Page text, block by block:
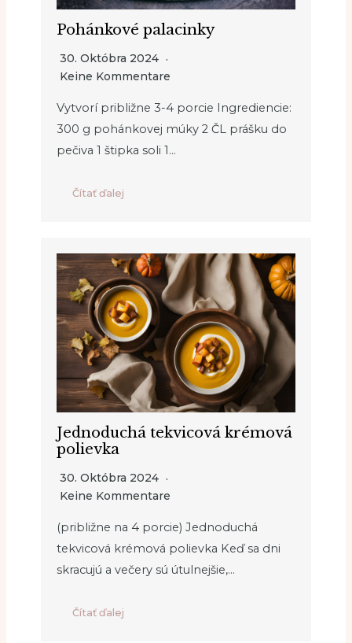
Pohánkové palacinky
30. Októbra 2024
Keine Kommentare
Vytvorí približne 3-4 porcie Ingrediencie:
300 g pohánkovej múky 2 ČL prášku do
pečiva 1 štipka soli 1…
Čítať ďalej
Jednoduchá tekvicová krémová
polievka
30. Októbra 2024
Keine Kommentare
(približne na 4 porcie) Jednoduchá
tekvicová krémová polievka Keď sa dni
skracujú a večery sú útulnejšie,…
Čítať ďalej